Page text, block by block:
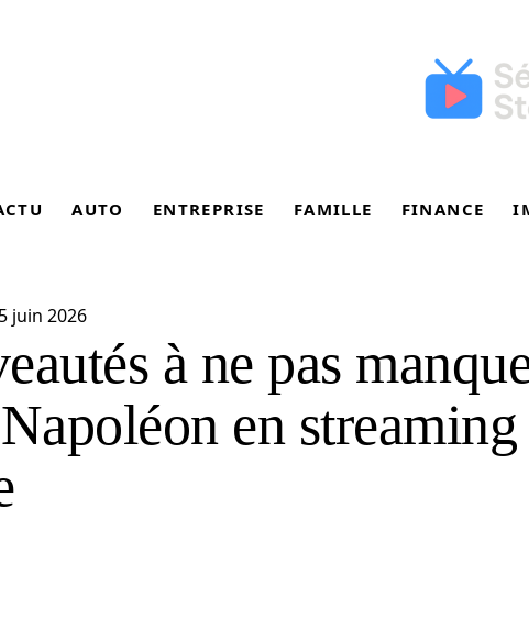
AUTO ENTREPRISE FAMILLE FINANCE
juin 2026
à ne pas
en streaming